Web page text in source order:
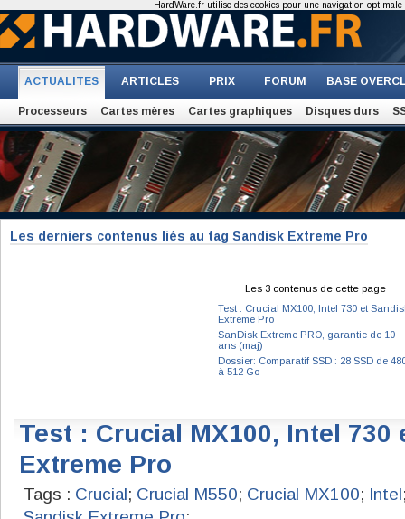
ACTUALITES ARTICLES PRIX FORUM BASE
Processeurs Cartes mères Cartes graphiques Disques durs
Les derniers contenus liés au tag Sandisk Extreme Pro
Les 3 contenus de cette page
Test : Crucial MX100, Intel 730 et
Extreme Pro
SanDisk Extreme PRO, garantie de 10
ans (maj)
Dossier: Comparatif SSD : 28 SSD de
à 512 Go
Test : Crucial MX100, Intel 730
Extreme Pro
Tags : Crucial; Crucial M550; Crucial MX100; Intel
HardWare.fr utilise des cookies pour une navigation